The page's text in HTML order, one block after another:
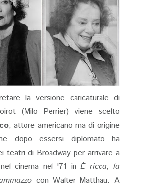
la versione caricaturale di
(Milo Perrier) viene scelto
, attore americano ma di origine
dopo essersi diplomato ha
teatri di Broadway per arrivare a
cinema nel '71 in È ricca, la
con Walter Matthau. A